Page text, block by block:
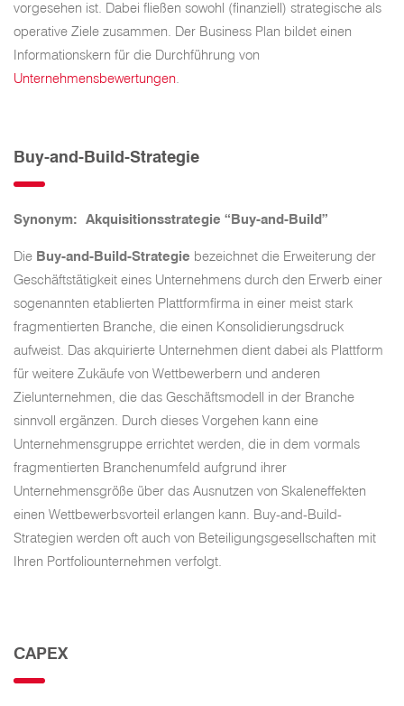
vorgesehen ist. Dabei fließen sowohl (finanziell) strategische als
operative Ziele zusammen. Der Business Plan bildet einen
Informationskern für die Durchführung von
Unternehmensbewertungen.
Buy-and-Build-Strategie
Synonym: Akquisitionsstrategie “Buy-and-Build”
Die Buy-and-Build-Strategie bezeichnet die Erweiterung der
Geschäftstätigkeit eines Unternehmens durch den Erwerb einer
sogenannten etablierten Plattformfirma in einer meist stark
fragmentierten Branche, die einen Konsolidierungsdruck
aufweist. Das akquirierte Unternehmen dient dabei als Plattform
für weitere Zukäufe von Wettbewerbern und anderen
Zielunternehmen, die das Geschäftsmodell in der Branche
sinnvoll ergänzen. Durch dieses Vorgehen kann eine
Unternehmensgruppe errichtet werden, die in dem vormals
fragmentierten Branchenumfeld aufgrund ihrer
Unternehmensgröße über das Ausnutzen von Skaleneffekten
einen Wettbewerbsvorteil erlangen kann. Buy-and-Build-
Strategien werden oft auch von Beteiligungsgesellschaften mit
Ihren Portfoliounternehmen verfolgt.
CAPEX